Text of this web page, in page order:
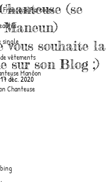
Française Parcours
single
vêtements
Manôon
Chanteuse
(se
Maneun)
vous souhaite la
sur son Blog ;)
17 déc. 2020